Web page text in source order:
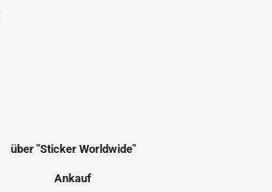
über "Sticker Worldwide"
Ankauf